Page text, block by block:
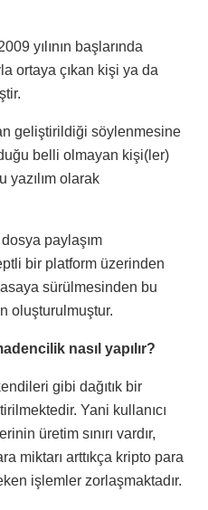
yılının başlarında
ortaya çıkan kişi ya da
geliştirildiği söylenmesine
belli olmayan kişi(ler)
yazılım olarak
paylaşım
bir platform üzerinden
sürülmesinden bu
oluşturulmuştur.
nasıl yapılır?
gibi dağıtık bir
Yani kullanıcı
üretim sınırı vardır,
miktarı arttıkça kripto para
işlemler zorlaşmaktadır.